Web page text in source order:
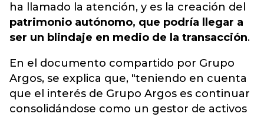
ha llamado la atención, y es la creación del
patrimonio autónomo, que podría llegar a
ser un blindaje en medio de la transacción.
En el documento compartido por Grupo
Argos, se explica que, "teniendo en cuenta
que el interés de Grupo Argos es continuar
consolidándose como un gestor de activos